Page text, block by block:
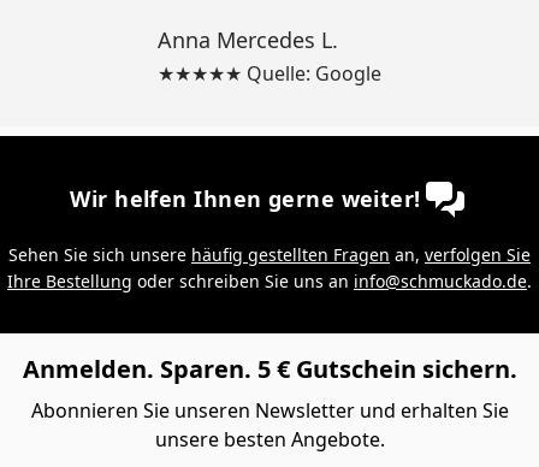
Anna Mercedes L.
★★★★★ Quelle: Google
Wir helfen Ihnen gerne weiter!
Sehen Sie sich unsere häufig gestellten Fragen an, verfolgen Sie
Ihre Bestellung oder schreiben Sie uns an info@schmuckado.de.
Anmelden. Sparen. 5 € Gutschein sichern.
Abonnieren Sie unseren Newsletter und erhalten Sie
unsere besten Angebote.